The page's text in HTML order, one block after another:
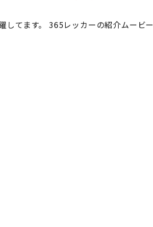
してます。 365レッカーの紹介ムービ